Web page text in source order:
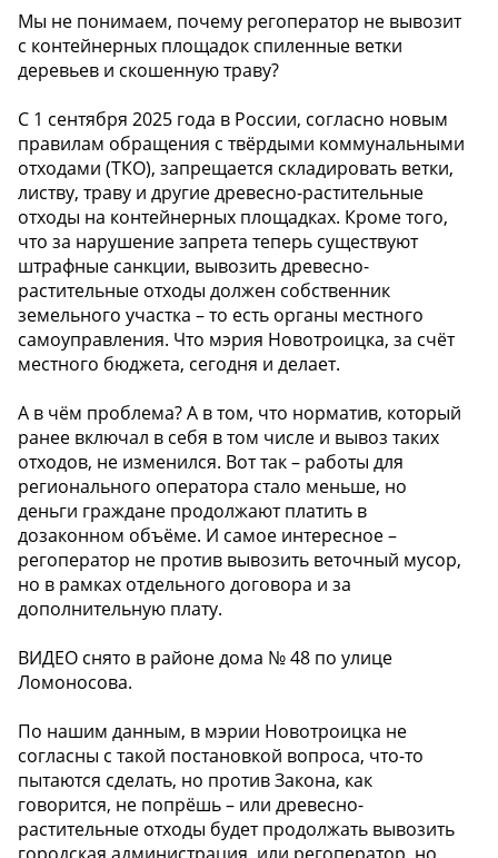
Мы не понимаем, почему регоператор не вывозит
с контейнерных площадок спиленные ветки
деревьев и скошенную траву?
С 1 сентября 2025 года в России, согласно новым
правилам обращения с твёрдыми коммунальными
отходами (ТКО), запрещается складировать ветки,
листву, траву и другие древесно-растительные
отходы на контейнерных площадках. Кроме того,
что за нарушение запрета теперь существуют
штрафные санкции, вывозить древесно-
растительные отходы должен собственник
земельного участка – то есть органы местного
самоуправления. Что мэрия Новотроицка, за счёт
местного бюджета, сегодня и делает.
А в чём проблема? А в том, что норматив, который
ранее включал в себя в том числе и вывоз таких
отходов, не изменился. Вот так – работы для
регионального оператора стало меньше, но
деньги граждане продолжают платить в
дозаконном объёме. И самое интересное –
регоператор не против вывозить веточный мусор,
но в рамках отдельного договора и за
дополнительную плату.
ВИДЕО снято в районе дома № 48 по улице
Ломоносова.
По нашим данным, в мэрии Новотроицка не
согласны с такой постановкой вопроса, что-то
пытаются сделать, но против Закона, как
говорится, не попрёшь – или древесно-
растительные отходы будет продолжать вывозить